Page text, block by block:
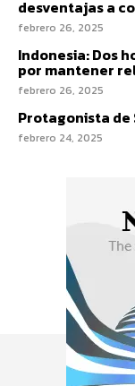
desventajas a
febrero 26, 2025
Indonesia: Dos
por mantener
febrero 26, 2025
Protagonista de
febrero 24, 2025